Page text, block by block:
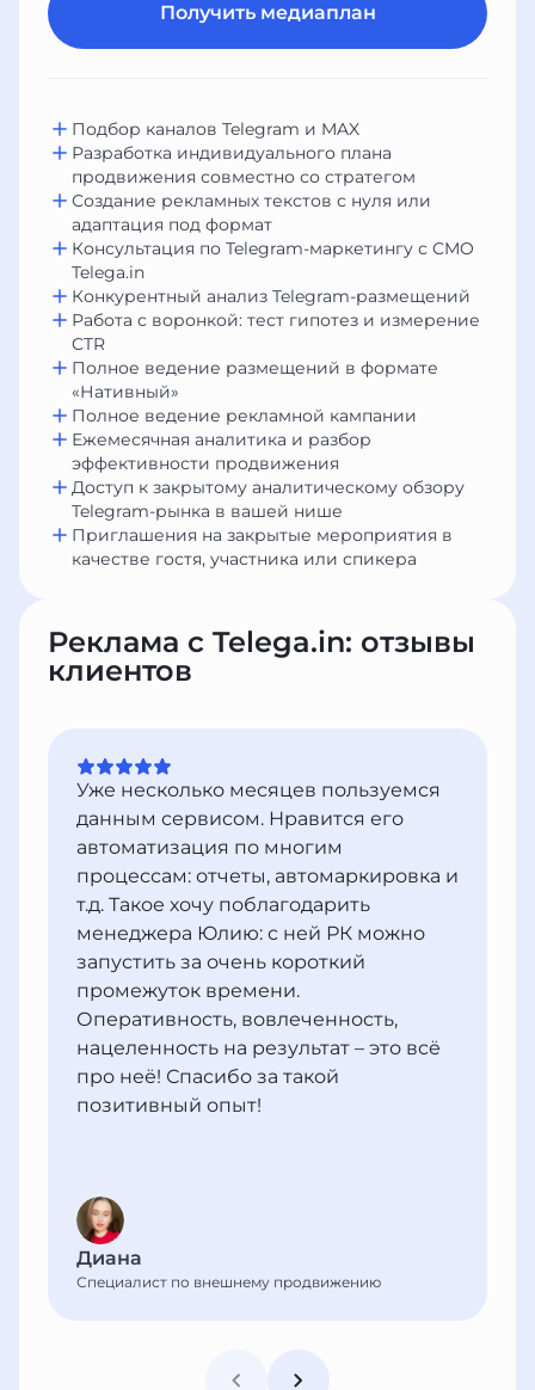
Получить медиаплан
Подбор каналов Telegram и MAX
Разработка индивидуального плана
продвижения совместно со стратегом
Создание рекламных текстов с нуля или
адаптация под формат
Консультация по Telegram-маркетингу с CMO
Telega.in
Конкурентный анализ Telegram-размещений
Работа с воронкой: тест гипотез и измерение
CTR
Полное ведение размещений в формате
«Нативный»
Полное ведение рекламной кампании
Ежемесячная аналитика и разбор
эффективности продвижения
Доступ к закрытому аналитическому обзору
Telegram-рынка в вашей нише
Приглашения на закрытые мероприятия в
качестве гостя, участника или спикера
Реклама с Telega.in: отзывы
клиентов
Уже несколько месяцев пользуемся
данным сервисом. Нравится его
автоматизация по многим
процессам: отчеты, автомаркировка и
т.д. Такое хочу поблагодарить
менеджера Юлию: с ней РК можно
запустить за очень короткий
промежуток времени.
Оперативность, вовлеченность,
нацеленность на результат – это всё
про неё! Спасибо за такой
позитивный опыт!
Диана
Специалист по внешнему продвижению